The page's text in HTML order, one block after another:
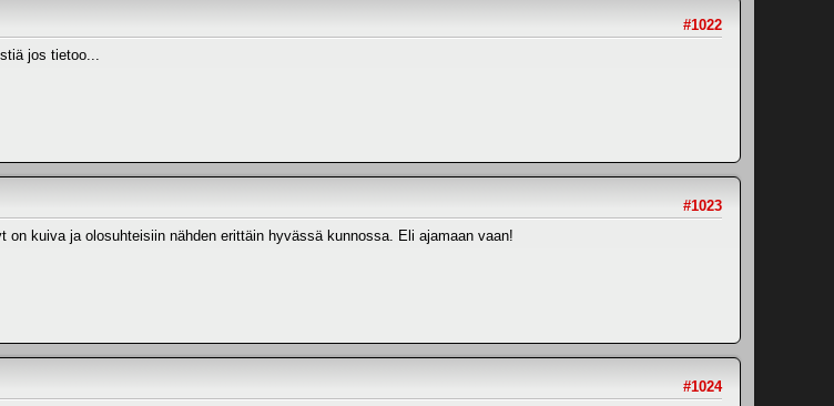
#1022
jos tietoo...
#1023
kuiva ja olosuhteisiin nähden erittäin hyvässä kunnossa. Eli ajamaan vaan!
#1024